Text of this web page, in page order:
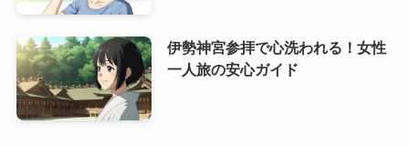
伊勢神宮参拝で心洗われる！女性
一人旅の安心ガイド